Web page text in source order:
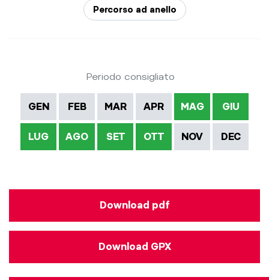
Percorso ad anello
Periodo consigliato
GEN FEB MAR APR MAG GIU
LUG AGO SET OTT NOV DEC
Download pdf
Download GPX